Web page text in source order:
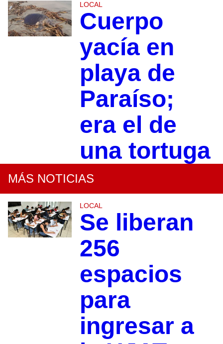
LOCAL
Cuerpo
yacía en
playa de
Paraíso;
era el de
una tortuga
MÁS NOTICIAS
LOCAL
Se liberan
256
espacios
para
ingresar a